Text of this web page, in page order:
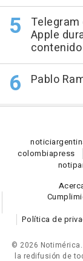
Apple
Pablo
notici
colombiapress
noti
Política de
© 2026 Notimérica.
la redifusión de